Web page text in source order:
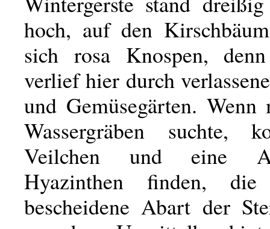
hoch, auf den
sich rosa Knospen,
verlief hier durch
und Gemüsegärten.
Wassergräben suchte,
Veilchen und eine
Hyazinthen finden,
bescheidene Abart der